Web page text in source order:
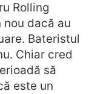
Rolling
dacă au
Bateristul
Chiar cred
să
este un